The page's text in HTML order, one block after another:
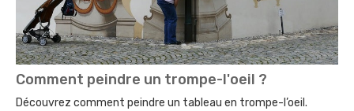
Comment peindre un trompe-l'oeil ?
Découvrez comment peindre un tableau en trompe-l’oeil.